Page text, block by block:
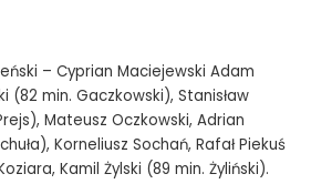
– Cyprian Maciejewski Adam
(82 min. Gaczkowski), Stanisław
Mateusz Oczkowski, Adrian
Korneliusz Sochań, Rafał Piekuś
Kamil Żylski (89 min. Żyliński).